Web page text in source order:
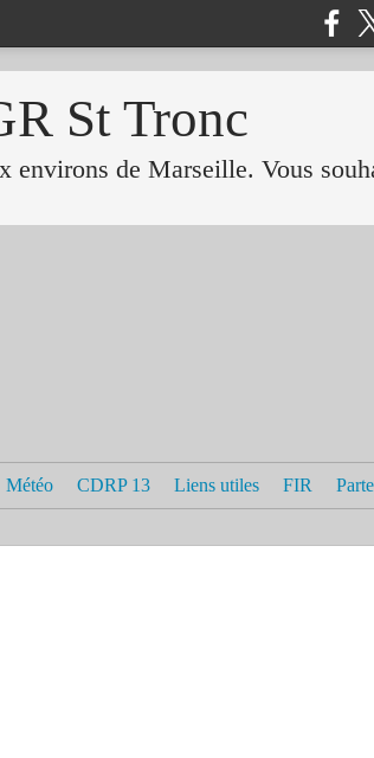
St Tronc
environs de Marseille. Vous
Météo CDRP 13 Liens utiles FIR